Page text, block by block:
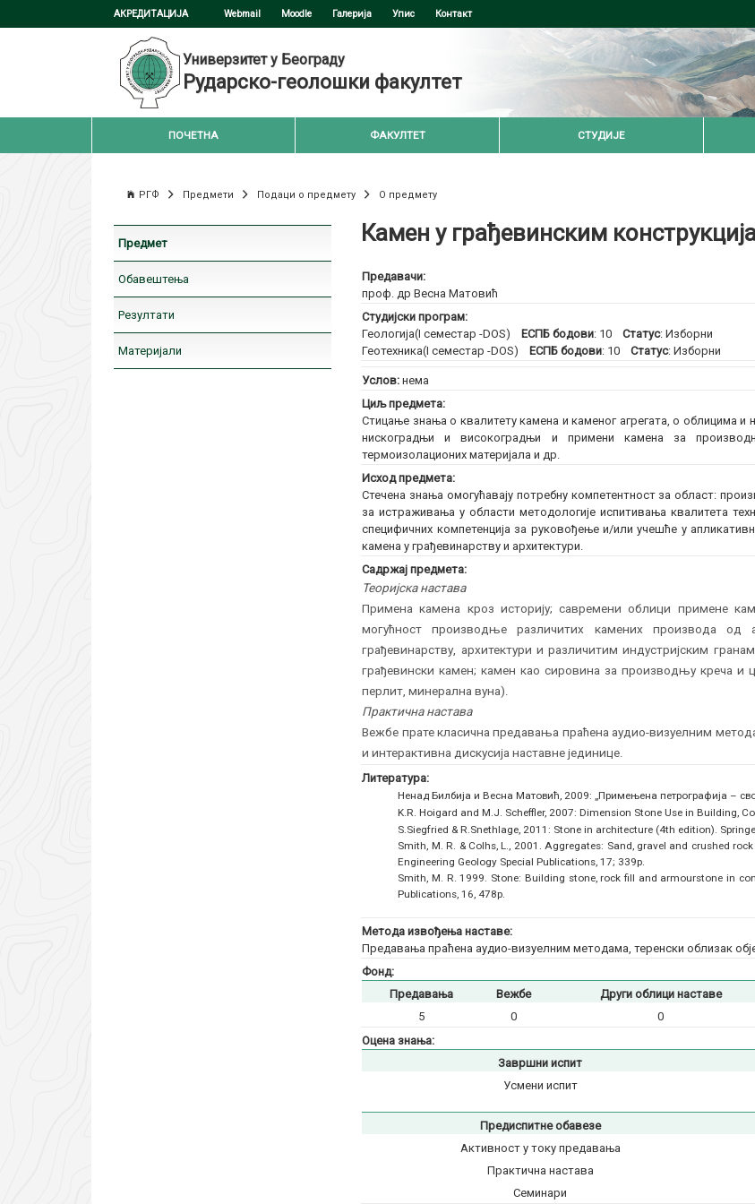
АКРЕДИТАЦИЈА Webmail Moodle Галерија Упис Контакт
Универзитет у Београду
Рударско-геолошки факултет
ПОЧЕТНА ФАКУЛТЕТ СТУДИЈЕ
РГФ Предмети Подаци о предмету О предмету
Предмет
Обавештења
Резултати
Материјали
Камен у грађевинским
Предавачи:
проф. др Весна Матовић
Студијски програм:
Геологија(I семестар -DOS)
ЕСПБ бодови: 10Статус: Изборни
Геотехника(I семестар -DOS)
ЕСПБ бодови: 10Статус: Изборни
Услов:нема
Циљ предмета:
Стицање знања о квалитету камена и каменог агрегата, о облицима и
нискоградњи и високоградњи и примени камена за
термоизолационих материјала и др.
Исход предмета:
Стечена знања омогућавају потребну компетентност за област:
за истраживања у области методологије испитивања квалитетa
специфичних компетенција за руковођење и/или учешће у
камена у грађевинарству и архитектури.
Садржај предмета:
Теоријска настава
Примена камена кроз историју; савремени облици примене
могућност производње различитих камених производа
грађевинарству, архитектури и различитим индустријским
грађевински камен; камен као сировина за производњу креча и
перлит, минерална вуна).
Практична настава
Вежбе прате класична предавања праћена аудио-визуелним
и интерактивна дискусија наставне јединице.
Литература:
Ненад Билбија и Весна Матовић, 2009: „Примењена петрографија –
K.R. Hoigard and M.J. Scheffler, 2007: Dimension Stone Use in Building,
S.Siegfried & R.Snethlage, 2011: Stone in architecture (4th edition).
Smith, M. R. & Colhs, L., 2001. Aggregates: Sand, gravel and crushed
Engineering Geology Special Publications, 17; 339p.
Smith, M. R. 1999. Stone: Building stone, rock fill and armourstone in
Publications, 16, 478p.
Метода извођења наставе:
Предавања праћена аудио-визуелним методама, теренски облизак
Фонд:
Предавања
Вежбе Други облици наставе
5
0 0
Оцена знања:
Завршни испит
Усмени испит
Предиспитне обавезе
Активност у току предавања
Практична настава
Семинари